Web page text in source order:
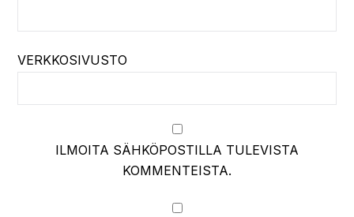
VERKKOSIVUSTO
ILMOITA SÄHKÖPOSTILLA TULEVISTA
KOMMENTEISTA.